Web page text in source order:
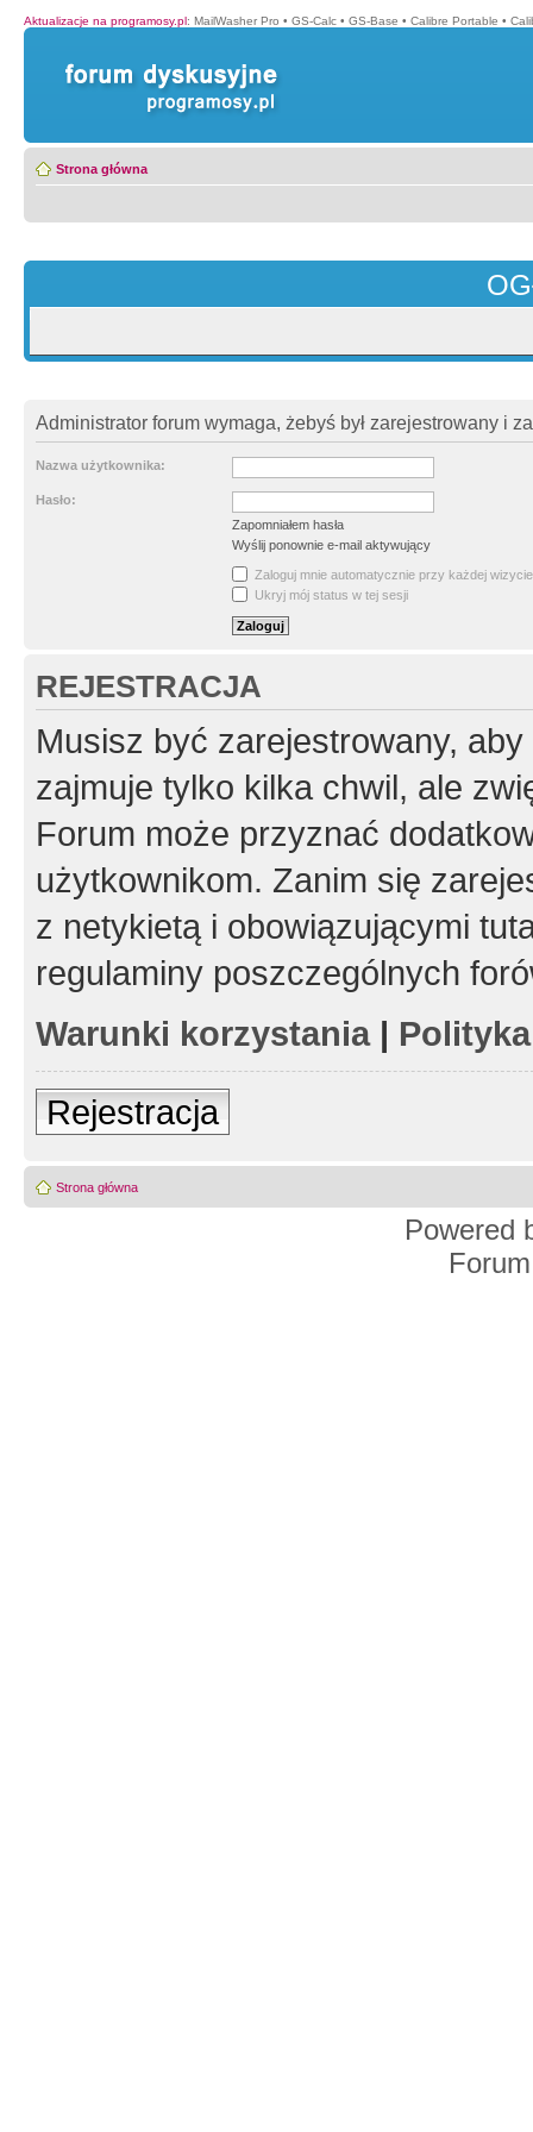
Aktualizacje na programosy.pl: MailWasher Pro • GS-Calc • GS-Base • Calibre Portable •
Strona główna
Administrator forum wymaga, żebyś był zarejestrowany i
Nazwa użytkownika:
Hasło:
Zapomniałem hasła
Wyślij ponownie e-mail aktywujący
Zaloguj mnie automatycznie przy każdej wizycie
Ukryj mój status w tej sesji
REJESTRACJA
Musisz być zarejestrowany,
zajmuje tylko kilka chwil, ale
Forum może przyznać
użytkownikom. Zanim się
z netykietą i obowiązującymi
regulaminy poszczególnych
Warunki korzystania|
Rejestracja
Strona główna
Powered